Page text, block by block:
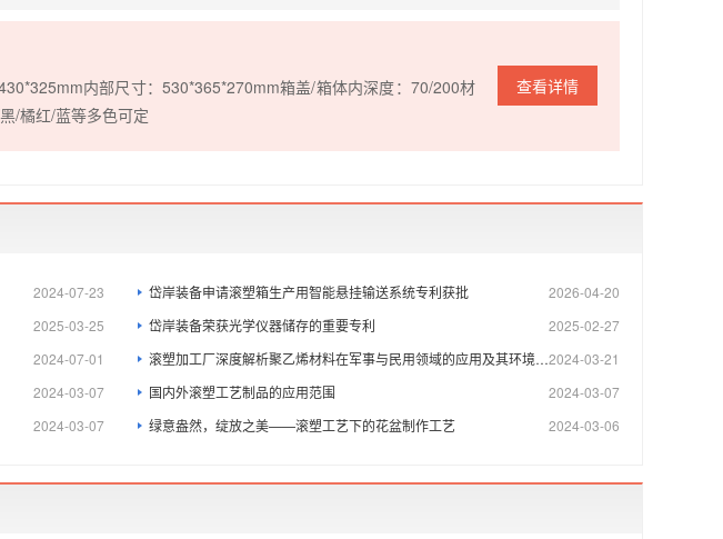
查看详情
内部尺寸：530*365*270mm箱盖/箱体内深度：70/200材
/橘红/蓝等多色可定
2024-07-23 2026-04-20
岱岸装备申请滚塑箱生产用智能悬挂输送系统专利获批
2025-03-25
2025-02-27
岱岸装备荣获光学仪器储存的重要专利
2024-07-01
2024-03-21
滚塑加工厂深度解析聚乙烯材料在军事与民用领域的应用及其环境影响探究
2024-03-07
2024-03-07
国内外滚塑工艺制品的应用范围
2024-03-07
2024-03-06
绿意盎然，绽放之美——滚塑工艺下的花盆制作工艺